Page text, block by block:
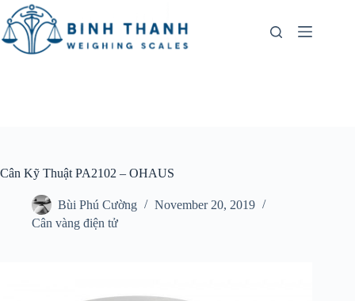
Skip
to
content
Cân Kỹ Thuật PA2102 – OHAUS
Bùi Phú Cường
November 20, 2019
Cân vàng điện tử